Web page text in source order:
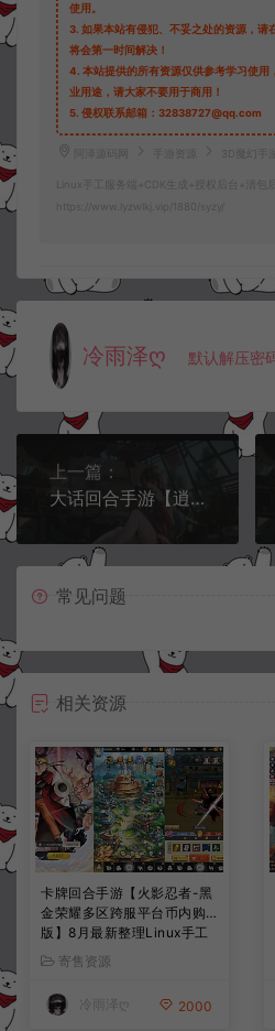
使用。
3. 如果本站有侵犯、不妥之处的资源，请
将会第一时间解决！
4. 本站提供的所有资源仅供参考学习使用
业用途，请大家不要用于商用！
5. 侵权联系邮箱：32838727@qq.com
阿泽源码网 手游资源 3D魔幻手
Linux手工服务端+CDK生成+授权后台+清包
https://www.lyzwlkj.vip/1880/syzy/
冷雨泽ღ 默认解压密
上一篇：
大话回合手游【逍遥3纵横天下】3月最新整理Linux手工服务端+GM后台+全部物品ID+安卓苹果双端
常见问题
相关资源
卡牌回合手游【火影忍者-黑
金荣耀多区跨服平台币内购
版】8月最新整理Linux手工
服务端+CDK授权后台+安卓
+详细搭建教程+视频教程
寄售资源
冷雨泽ღ 2000